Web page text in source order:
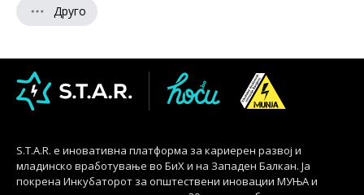
Друго
S.T.A.R. е иновативна платформа за кариерен развој и
младинско вработување во БиХ и на Западен Балкан. Ја
покрена Инкубаторот за општествени иновации МУЊА и